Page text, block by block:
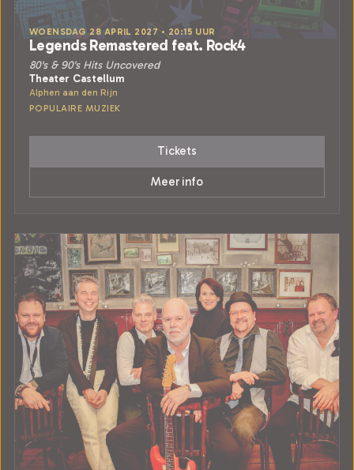
WOENSDAG 28 APRIL 2027 • 20:15 UUR
Legends Remastered feat. Rock4
80's & 90's Hits Uncovered
Theater Castellum
Alphen aan den Rijn
POPULAIRE MUZIEK
Tickets
Meer info